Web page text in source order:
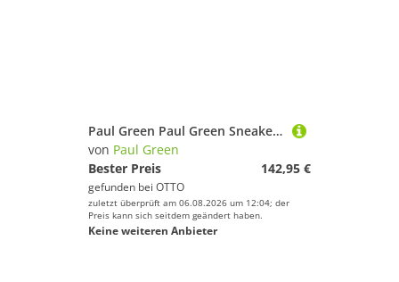
Paul Green Paul Green Sneaker Leder Sneaker
von Paul Green
Bester Preis
142,95 €
gefunden bei OTTO
zuletzt überprüft am 06.08.2026 um 12:04; der
Preis kann sich seitdem geändert haben.
Keine weiteren Anbieter